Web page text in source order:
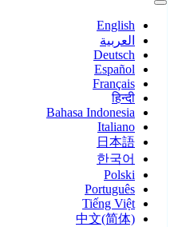
English
العربية
Deutsch
Español
Français
हिन्दी
Bahasa Indonesia
Italiano
日本語
한국어
Polski
Português
Tiếng Việt
中文(简体)